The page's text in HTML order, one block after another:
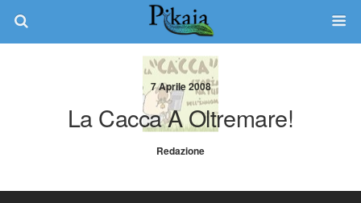
7 Aprile 2008
La Cacca A Oltremare!
Redazione